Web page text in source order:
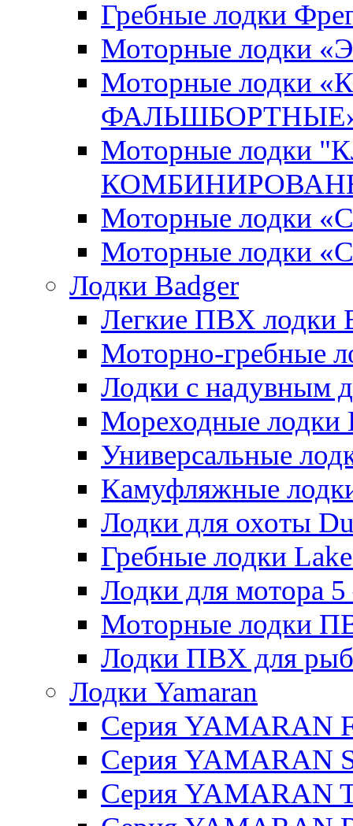
Гребные лодки
Моторные лодки
Моторные лодки
Моторные лодки
Моторные
Моторные лодки
Лодки Badger
Легкие ПВХ лодки
Моторно-гребные
Лодки с надувным
Мореходные лодки
Универсальные
Камуфляжные
Лодки для охоты
Гребные лодки
Лодки для мотора
Моторные лодки
Лодки ПВХ для
Лодки Yamaran
Серия YAMARAN
Серия YAMARAN
Серия YAMARAN